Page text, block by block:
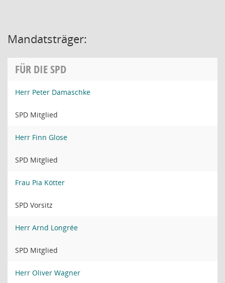
Mandatsträger:
FÜR DIE SPD
Herr Peter Damaschke
SPD Mitglied
Herr Finn Glose
SPD Mitglied
Frau Pia Kötter
SPD Vorsitz
Herr Arnd Longrée
SPD Mitglied
Herr Oliver Wagner